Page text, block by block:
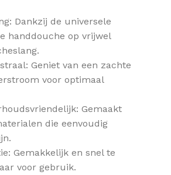
Dankzij de universele
handdouche op vrijwel
Geniet van een zachte
voor optimaal
Gemaakt
die eenvoudig
Gemakkelijk en snel te
voor gebruik.